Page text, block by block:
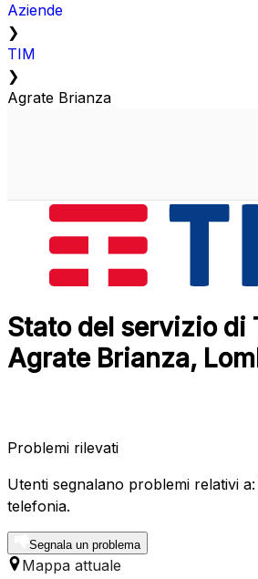
Aziende
❯
TIM
❯
Agrate Brianza
Stato del servizio di
Agrate Brianza,
Problemi rilevati
Utenti segnalano problemi relativi
telefonia.
Segnala un problema
Mappa attuale